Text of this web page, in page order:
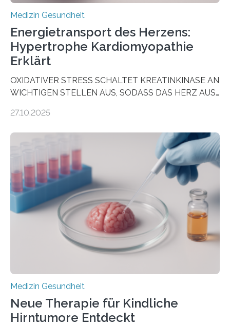
Medizin Gesundheit
Energietransport des Herzens:
Hypertrophe Kardiomyopathie
Erklärt
OXIDATIVER STRESS SCHALTET KREATINKINASE AN
WICHTIGEN STELLEN AUS, SODASS DAS HERZ AUS
aus dem Deutschen Zentrum für Herzinsuffizienz
im Journal Circulation, warum der Energietransport bei
der Hypertrophen Kardiomyopathie (HCM) versagen
kann und wie sich durch eine Verringerung der
Herzbelastung und des oxidativen Stresses
Rhythmusstörungen reduzieren lassen. Würzburg. Die
hypertrophe Kardiomyopathie (HCM) ist die häufigste
erblich bedingte Herzerkrankung. Sie führt dazu, dass
sich die linke Herzkammer verdickt, der Herzmuskel zu
stark kontrahiert…
27.10.2025
Medizin Gesundheit
Neue Therapie für Kindliche
Hirntumore Entdeckt